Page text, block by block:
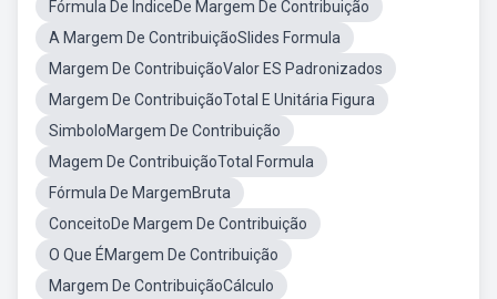
Fórmula De ÍndiceDe Margem De Contribuição
A Margem De ContribuiçãoSlides Formula
Margem De ContribuiçãoValor ES Padronizados
Margem De ContribuiçãoTotal E Unitária Figura
SimboloMargem De Contribuição
Magem De ContribuiçãoTotal Formula
Fórmula De MargemBruta
ConceitoDe Margem De Contribuição
O Que ÉMargem De Contribuição
Margem De ContribuiçãoCálculo